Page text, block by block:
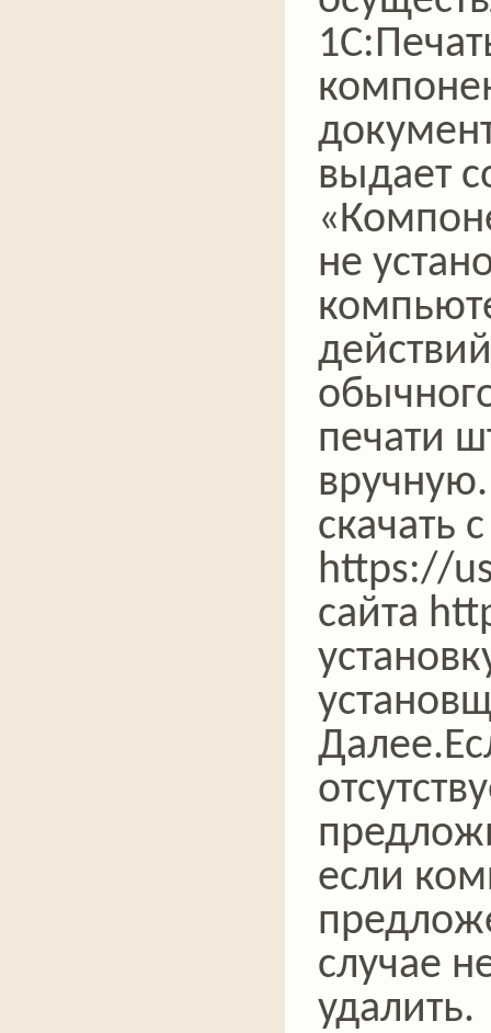
выдает
не
печати
скачать
https://
сайта
если
случае
удалить.